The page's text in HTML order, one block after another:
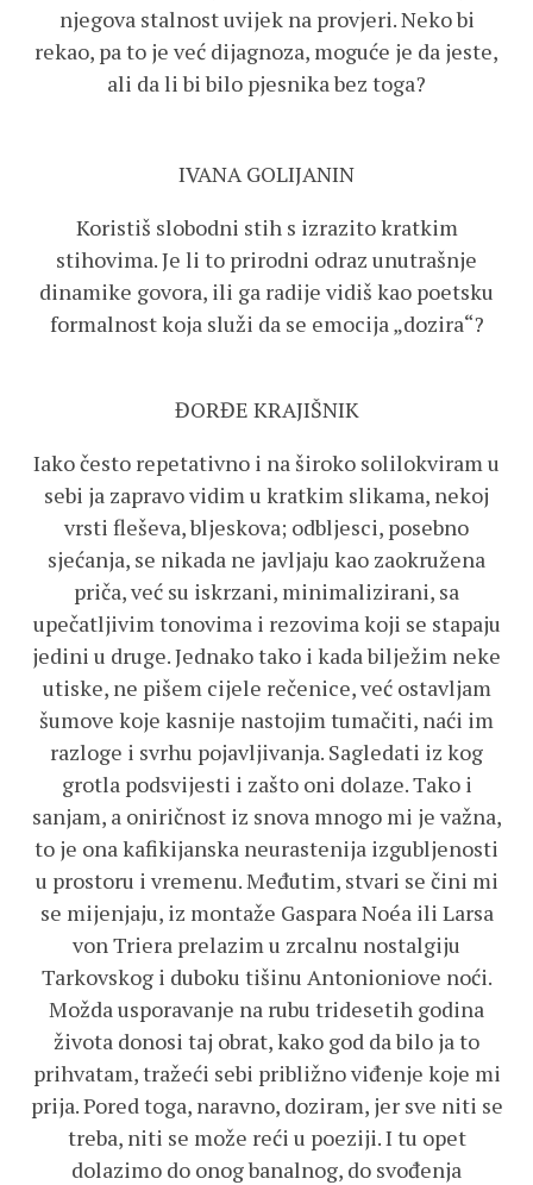
njegova stalnost uvijek na provjeri. Neko bi
rekao, pa to je već dijagnoza, moguće je da jeste,
ali da li bi bilo pjesnika bez toga?
IVANA GOLIJANIN
Koristiš slobodni stih s izrazito kratkim
stihovima. Je li to prirodni odraz unutrašnje
dinamike govora, ili ga radije vidiš kao poetsku
formalnost koja služi da se emocija „dozira“?
ĐORĐE KRAJIŠNIK
Iako često repetativno i na široko solilokviram u
sebi ja zapravo vidim u kratkim slikama, nekoj
vrsti fleševa, bljeskova; odbljesci, posebno
sjećanja, se nikada ne javljaju kao zaokružena
priča, već su iskrzani, minimalizirani, sa
upečatljivim tonovima i rezovima koji se stapaju
jedini u druge. Jednako tako i kada bilježim neke
utiske, ne pišem cijele rečenice, već ostavljam
šumove koje kasnije nastojim tumačiti, naći im
razloge i svrhu pojavljivanja. Sagledati iz kog
grotla podsvijesti i zašto oni dolaze. Tako i
sanjam, a oniričnost iz snova mnogo mi je važna,
to je ona kafikijanska neurastenija izgubljenosti
u prostoru i vremenu. Međutim, stvari se čini mi
se mijenjaju, iz montaže Gaspara Noéa ili Larsa
von Triera prelazim u zrcalnu nostalgiju
Tarkovskog i duboku tišinu Antonioniove noći.
Možda usporavanje na rubu tridesetih godina
života donosi taj obrat, kako god da bilo ja to
prihvatam, tražeći sebi približno viđenje koje mi
prija. Pored toga, naravno, doziram, jer sve niti se
treba, niti se može reći u poeziji. I tu opet
dolazimo do onog banalnog, do svođenja